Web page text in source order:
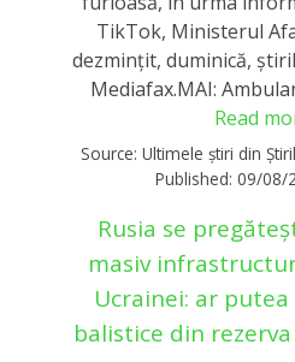
TikTok, Ministerul
dezmințit, duminică,
Mediafax.MAI:
Read
Source: Ultimele știri din
Published: 09/08/
Rusia se
masiv
Ucrainei: ar
balistice din